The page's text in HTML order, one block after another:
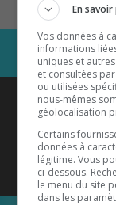
Coyote
En savoir
Vos données à
informations
uniques et
et consultées
ou utilisées
nous-mêmes
géolocalisation
Certains
données à
légitime. Vous
ci-dessous.
le menu du site
dans les